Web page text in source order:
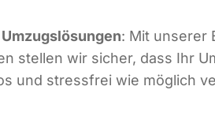
: Mit unserer
stellen wir sicher, dass Ihr
und stressfrei wie möglich